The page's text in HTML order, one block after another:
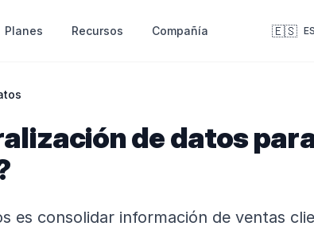
Planes Recursos Compañía 🇪🇸 ES
de datos
es consolidar información de ventas